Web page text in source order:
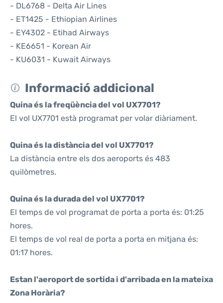
- DL6768 - Delta Air Lines
- ET1425 - Ethiopian Airlines
- EY4302 - Etihad Airways
- KE6651 - Korean Air
- KU6031 - Kuwait Airways
Informació addicional
Quina és la freqüència del vol UX7701?
El vol UX7701 està programat per volar diàriament.
Quina és la distància del vol UX7701?
La distància entre els dos aeroports és 483
quilòmetres.
Quina és la durada del vol UX7701?
El temps de vol programat de porta a porta és: 01:25
hores.
El temps de vol real de porta a porta en mitjana és:
01:17 hores.
Estan l'aeroport de sortida i d'arribada en la mateixa
Zona Horària?